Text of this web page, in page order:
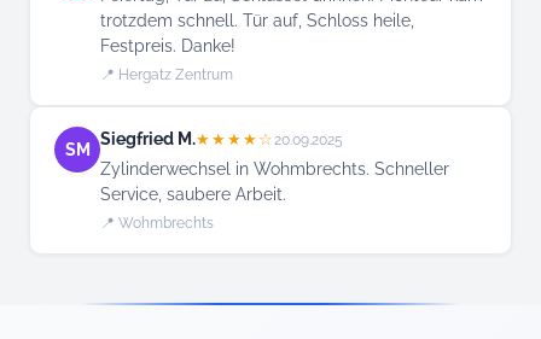
trotzdem schnell. Tür auf, Schloss heile,
Festpreis. Danke!
📍 Hergatz Zentrum
SM
Siegfried M.★★★★☆20.09.2025
Zylinderwechsel in Wohmbrechts. Schneller
Service, saubere Arbeit.
📍 Wohmbrechts